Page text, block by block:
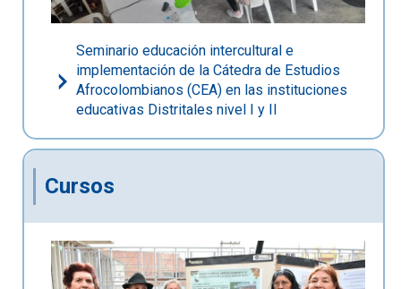
Seminario educación intercultural e
implementación de la Cátedra de Estudios
Afrocolombianos (CEA) en las instituciones
educativas Distritales nivel I y II
Cursos